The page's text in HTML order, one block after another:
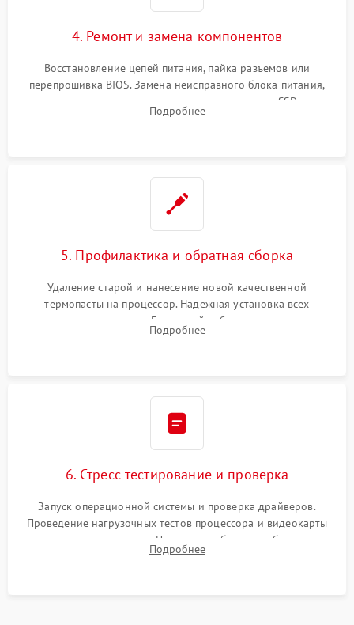
4. Ремонт и замена компонентов
Восстановление цепей питания, пайка разъемов или
перепрошивка BIOS. Замена неисправного блока питания,
видеокарты, процессора или установка нового SSD для
восстановления и повышения скорости работы системы.
Подробнее
5. Профилактика и обратная сборка
Удаление старой и нанесение новой качественной
термопасты на процессор. Надежная установка всех
комплектующих в слоты. Грамотный кабель-менеджмент для
обеспечения правильной циркуляции воздуха внутри
Подробнее
6. Стресс-тестирование и проверка
Запуск операционной системы и проверка драйверов.
Проведение нагрузочных тестов процессора и видеокарты
для контроля температур. Проверка работоспособности всех
USB-портов, аудиовыходов и сетевого подключения.
Подробнее